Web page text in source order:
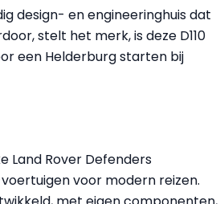
design- en engineeringhuis dat
stelt het merk, is deze D110
een Helderburg starten bij
Land Rover Defenders
voor modern reizen.